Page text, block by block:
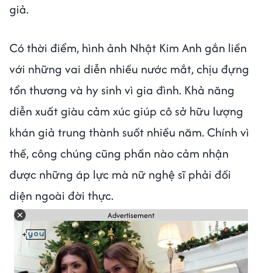
giả.
Có thời điểm, hình ảnh Nhật Kim Anh gắn liền
với những vai diễn nhiều nước mắt, chịu đựng
tổn thương và hy sinh vì gia đình. Khả năng
diễn xuất giàu cảm xúc giúp cô sở hữu lượng
khán giả trung thành suốt nhiều năm. Chính vì
thế, công chúng cũng phần nào cảm nhận
được những áp lực mà nữ nghệ sĩ phải đối
diện ngoài đời thực.
Advertisement